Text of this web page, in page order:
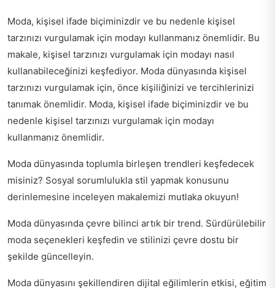
Moda, kişisel ifade biçiminizdir ve bu nedenle kişisel
tarzınızı vurgulamak için modayı kullanmanız önemlidir. Bu
makale, kişisel tarzınızı vurgulamak için modayı nasıl
kullanabileceğinizi keşfediyor. Moda dünyasında kişisel
tarzınızı vurgulamak için, önce kişiliğinizi ve tercihlerinizi
tanımak önemlidir. Moda, kişisel ifade biçiminizdir ve bu
nedenle kişisel tarzınızı vurgulamak için modayı
kullanmanız önemlidir.
Moda dünyasında toplumla birleşen trendleri keşfedecek
misiniz? Sosyal sorumlulukla stil yapmak konusunu
derinlemesine inceleyen makalemizi mutlaka okuyun!
Moda dünyasında çevre bilinci artık bir trend. Sürdürülebilir
moda seçenekleri keşfedin ve stilinizi çevre dostu bir
şekilde güncelleyin.
Moda dünyasını şekillendiren dijital eğilimlerin etkisi, eğitim